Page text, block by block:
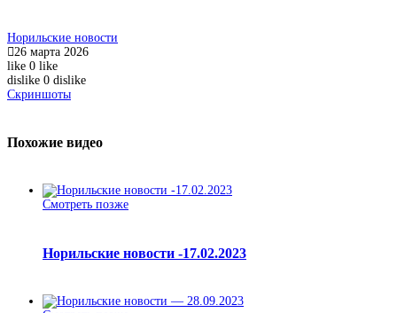
Норильские новости
26 марта 2026
like 0 like
dislike 0 dislike
Скриншоты
Похожие видео
Смотреть позже
Норильские новости -17.02.2023